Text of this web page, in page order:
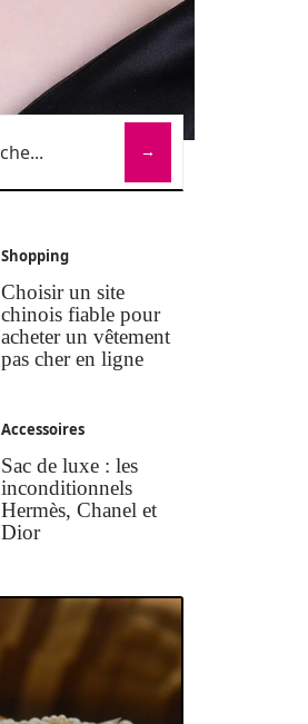
Shopping
Choisir un site
chinois fiable pour
acheter un vêtement
pas cher en ligne
Accessoires
Sac de luxe : les
inconditionnels
Hermès, Chanel et
Dior